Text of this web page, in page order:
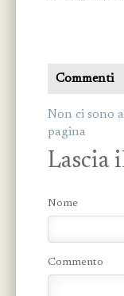
Commenti
Non ci sono
pagina
Lascia
Nome
Commento